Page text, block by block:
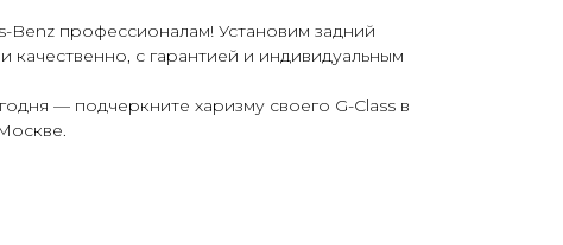
Benz профессионалам! Установим задний
качественно, с гарантией и индивидуальным
— подчеркните харизму своего G-Class в